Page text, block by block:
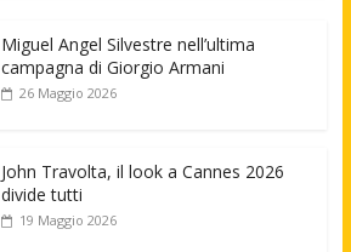
Miguel Angel Silvestre nell’ultima
campagna di Giorgio Armani
26 Maggio 2026
John Travolta, il look a Cannes 2026
divide tutti
19 Maggio 2026